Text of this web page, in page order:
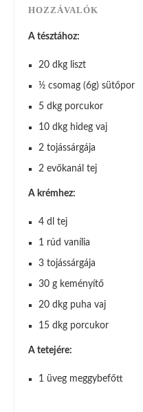
HOZZÁVALÓK
A tésztához:
20 dkg liszt
½ csomag (6g) sütőpor
5 dkg porcukor
10 dkg hideg vaj
2 tojássárgája
2 evőkanál tej
A krémhez:
4 dl tej
1 rúd vanília
3 tojássárgája
30 g keményítő
20 dkg puha vaj
15 dkg porcukor
A tetejére:
1 üveg meggybefőtt